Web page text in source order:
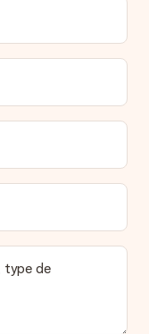
type de